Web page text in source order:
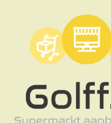
inhoud